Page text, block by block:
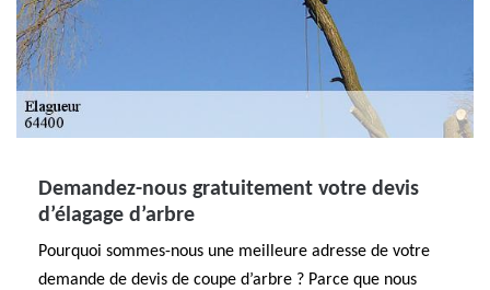
Demandez-nous gratuitement votre devis
d’élagage d’arbre
Pourquoi sommes-nous une meilleure adresse de votre
demande de devis de coupe d’arbre ? Parce que nous